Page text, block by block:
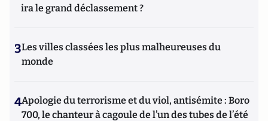
ira le grand déclassement ?
3Les villes classées les plus malheureuses du
monde
4Apologie du terrorisme et du viol, antisémite : Boro
700, le chanteur à cagoule de l’un des tubes de l’été